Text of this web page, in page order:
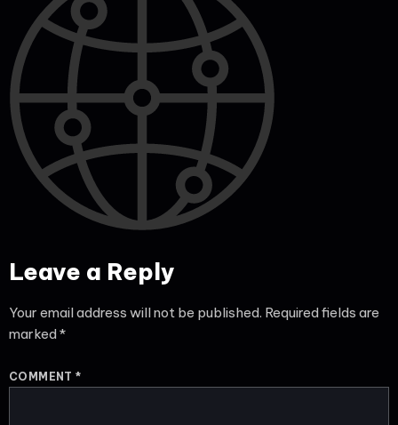
Leave a Reply
Your email address will not be published. Required fields are
marked*
COMMENT*